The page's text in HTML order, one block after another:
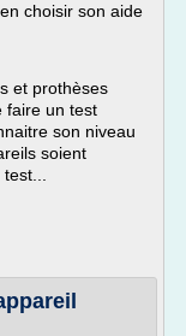
choisir son aide
et prothèses
faire un test
son niveau
soient